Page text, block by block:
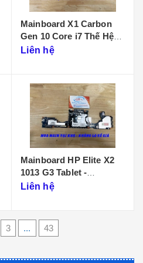
Mainboard X1 Carbon
Gen 10 Core i7 Thế Hệ
12 - NM-D961
Liên hệ
Mainboard HP Elite X2
1013 G3 Tablet -
DA0D99MBAI0
Liên hệ
3 ... 43